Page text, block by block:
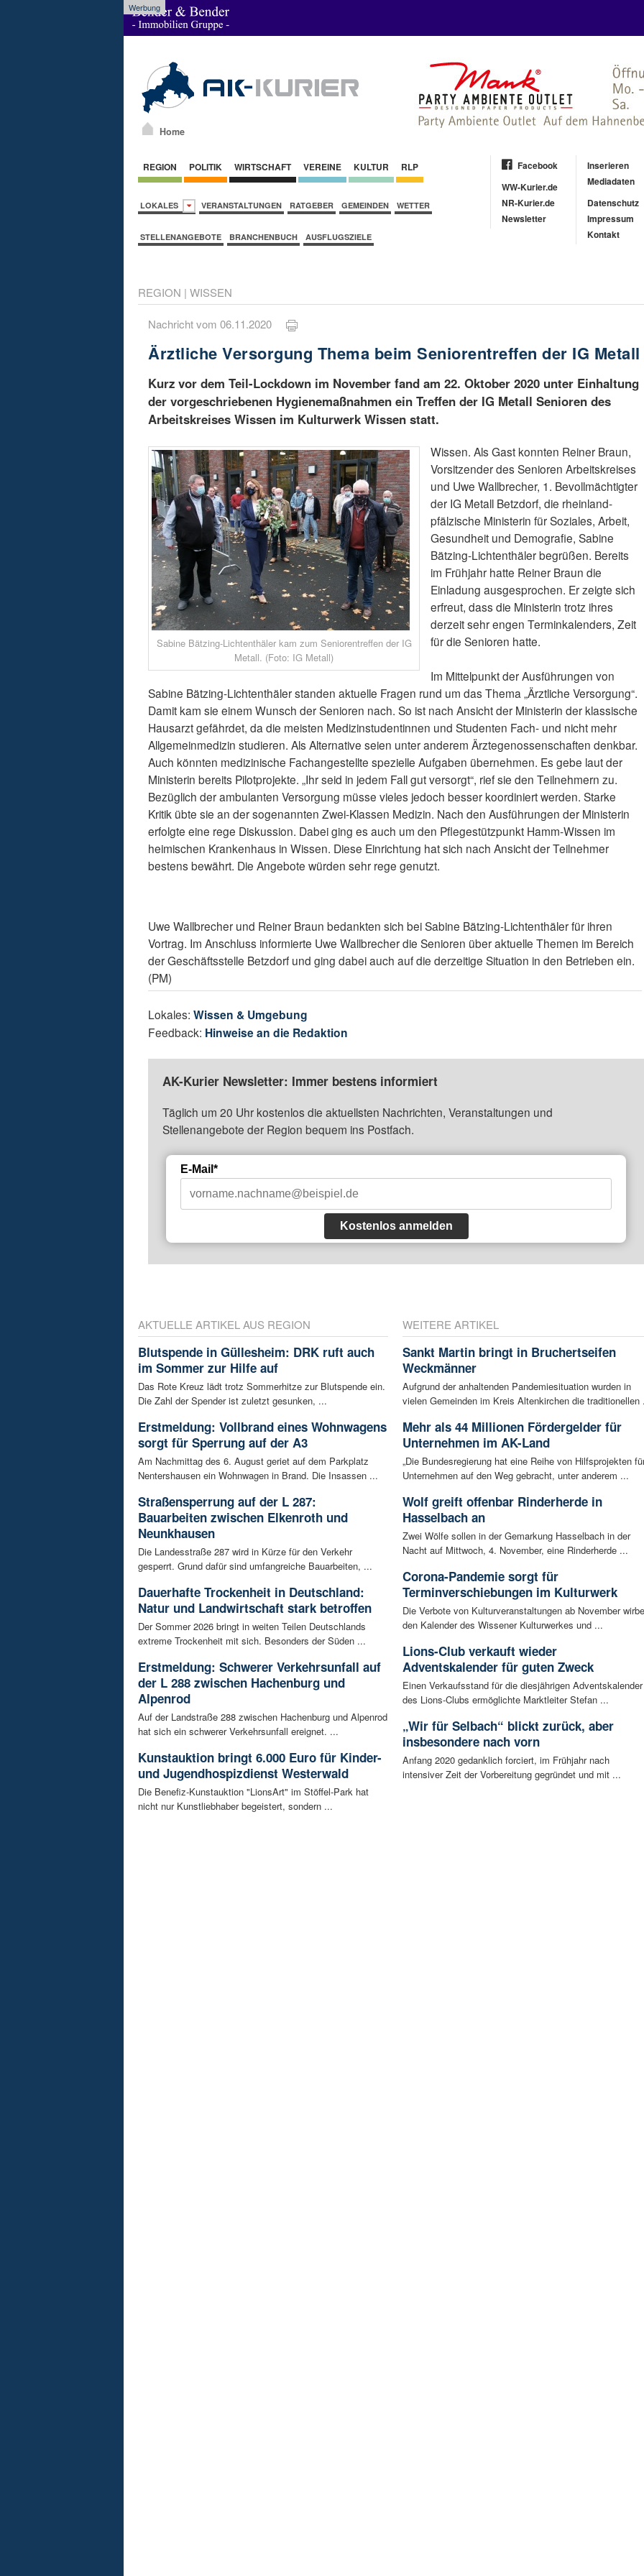
Werbung
Home
REGION POLITIK WIRTSCHAFT VEREINE KULTUR RLP
LOKALES VERANSTALTUNGEN RATGEBER GEMEINDEN WETTER
STELLENANGEBOTE BRANCHENBUCH AUSFLUGSZIELE
Facebook
WW-Kurier.de
NR-Kurier.de
Newsletter
Inserieren
Mediadaten
Datenschutz
Impressum
Kontakt
REGION | WISSEN
Nachricht vom 06.11.2020
Ärztliche Versorgung Thema beim Seniorentreffen der IG Metall
Kurz vor dem Teil-Lockdown im November fand am 22. Oktober 2020 unter Einhaltung
der vorgeschriebenen Hygienemaßnahmen ein Treffen der IG Metall Senioren des
Arbeitskreises Wissen im Kulturwerk Wissen statt.
Sabine Bätzing-Lichtenthäler kam zum Seniorentreffen der IG
Metall. (Foto: IG Metall)
Wissen. Als Gast konnten Reiner Braun,
Vorsitzender des Senioren Arbeitskreises
und Uwe Wallbrecher, 1. Bevollmächtigter
der IG Metall Betzdorf, die rheinland-
pfälzische Ministerin für Soziales, Arbeit,
Gesundheit und Demografie, Sabine
Bätzing-Lichtenthäler begrüßen. Bereits
im Frühjahr hatte Reiner Braun die
Einladung ausgesprochen. Er zeigte sich
erfreut, dass die Ministerin trotz ihres
derzeit sehr engen Terminkalenders, Zeit
für die Senioren hatte.
Im Mittelpunkt der Ausführungen von
Sabine Bätzing-Lichtenthäler standen aktuelle Fragen rund um das Thema „Ärztliche Versorgung“.
Damit kam sie einem Wunsch der Senioren nach. So ist nach Ansicht der Ministerin der klassische
Hausarzt gefährdet, da die meisten Medizinstudentinnen und Studenten Fach- und nicht mehr
Allgemeinmedizin studieren. Als Alternative seien unter anderem Ärztegenossenschaften denkbar.
Auch könnten medizinische Fachangestellte spezielle Aufgaben übernehmen. Es gebe laut der
Ministerin bereits Pilotprojekte. „Ihr seid in jedem Fall gut versorgt“, rief sie den Teilnehmern zu.
Bezüglich der ambulanten Versorgung müsse vieles jedoch besser koordiniert werden. Starke
Kritik übte sie an der sogenannten Zwei-Klassen Medizin. Nach den Ausführungen der Ministerin
erfolgte eine rege Diskussion. Dabei ging es auch um den Pflegestützpunkt Hamm-Wissen im
heimischen Krankenhaus in Wissen. Diese Einrichtung hat sich nach Ansicht der Teilnehmer
bestens bewährt. Die Angebote würden sehr rege genutzt.
Uwe Wallbrecher und Reiner Braun bedankten sich bei Sabine Bätzing-Lichtenthäler für ihren
Vortrag. Im Anschluss informierte Uwe Wallbrecher die Senioren über aktuelle Themen im Bereich
der Geschäftsstelle Betzdorf und ging dabei auch auf die derzeitige Situation in den Betrieben ein.
(PM)
Lokales:Wissen & Umgebung
Feedback: Hinweise an die Redaktion
AK-Kurier Newsletter: Immer bestens informiert
Täglich um 20 Uhr kostenlos die aktuellsten Nachrichten, Veranstaltungen und
Stellenangebote der Region bequem ins Postfach.
E-Mail*
Kostenlos anmelden
AKTUELLE ARTIKEL AUS REGION
Blutspende in Güllesheim: DRK ruft auch
im Sommer zur Hilfe auf
Das Rote Kreuz lädt trotz Sommerhitze zur Blutspende ein.
Die Zahl der Spender ist zuletzt gesunken, ...
Erstmeldung: Vollbrand eines Wohnwagens
sorgt für Sperrung auf der A3
Am Nachmittag des 6. August geriet auf dem Parkplatz
Nentershausen ein Wohnwagen in Brand. Die Insassen ...
Straßensperrung auf der L 287:
Bauarbeiten zwischen Elkenroth und
Neunkhausen
Die Landesstraße 287 wird in Kürze für den Verkehr
gesperrt. Grund dafür sind umfangreiche Bauarbeiten, ...
Dauerhafte Trockenheit in Deutschland:
Natur und Landwirtschaft stark betroffen
Der Sommer 2026 bringt in weiten Teilen Deutschlands
extreme Trockenheit mit sich. Besonders der Süden ...
Erstmeldung: Schwerer Verkehrsunfall auf
der L 288 zwischen Hachenburg und
Alpenrod
Auf der Landstraße 288 zwischen Hachenburg und Alpenrod
hat sich ein schwerer Verkehrsunfall ereignet. ...
Kunstauktion bringt 6.000 Euro für Kinder-
und Jugendhospizdienst Westerwald
Die Benefiz-Kunstauktion "LionsArt" im Stöffel-Park hat
nicht nur Kunstliebhaber begeistert, sondern ...
WEITERE ARTIKEL
Sankt Martin bringt in Bruchertseifen
Weckmänner
Aufgrund der anhaltenden Pandemiesituation wurden in
vielen Gemeinden im Kreis Altenkirchen die traditionellen
Mehr als 44 Millionen Fördergelder für
Unternehmen im AK-Land
„Die Bundesregierung hat eine Reihe von Hilfsprojekten
Unternehmen auf den Weg gebracht, unter anderem ...
Wolf greift offenbar Rinderherde in
Hasselbach an
Zwei Wölfe sollen in der Gemarkung Hasselbach in der
Nacht auf Mittwoch, 4. November, eine Rinderherde ...
Corona-Pandemie sorgt für
Terminverschiebungen im Kulturwerk
Die Verbote von Kulturveranstaltungen ab November
den Kalender des Wissener Kulturwerkes und ...
Lions-Club verkauft wieder
Adventskalender für guten Zweck
Einen Verkaufsstand für die diesjährigen Adventskalender
des Lions-Clubs ermöglichte Marktleiter Stefan ...
„Wir für Selbach“ blickt zurück, aber
insbesondere nach vorn
Anfang 2020 gedanklich forciert, im Frühjahr nach
intensiver Zeit der Vorbereitung gegründet und mit ...